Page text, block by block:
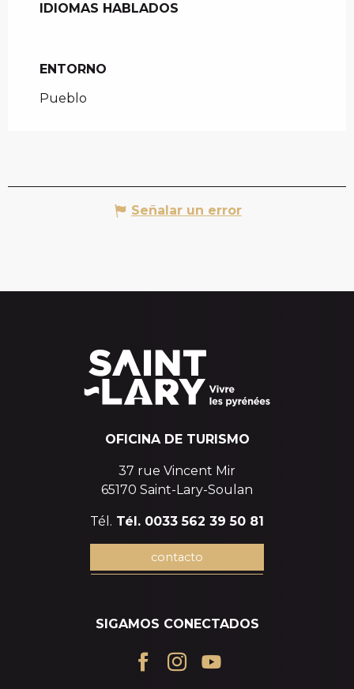
IDIOMAS HABLADOS
IDIOMAS HABLADOS
ENTORNO
ENTORNO
Pueblo
Señalar un error
OFICINA DE TURISMO
37 rue Vincent Mir
65170 Saint-Lary-Soulan
Tél. Tél. 0033 562 39 50 81
contacto
SIGAMOS CONECTADOS